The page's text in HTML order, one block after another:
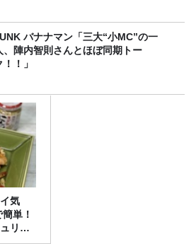
ナマン「三大“小MC”の一
、陣内智則さんとほぼ同期トー
！！」
気
単！
リン
シピ